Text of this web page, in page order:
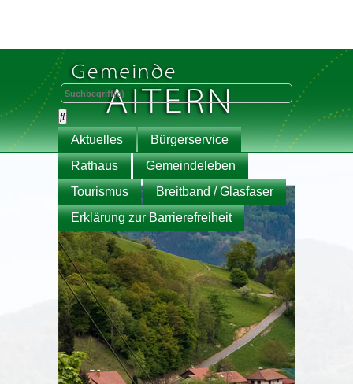
Aktuelles
Bürgerservice
Rathaus
Gemeindeleben
Tourismus
Breitband / Glasfaser
Erklärung zur Barrierefreiheit